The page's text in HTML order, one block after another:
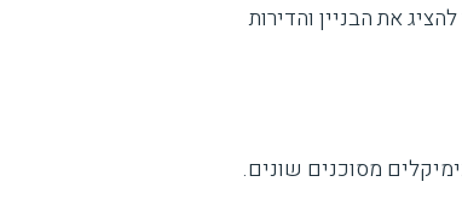
את הבניין והדירות
מסוכנים שונים.